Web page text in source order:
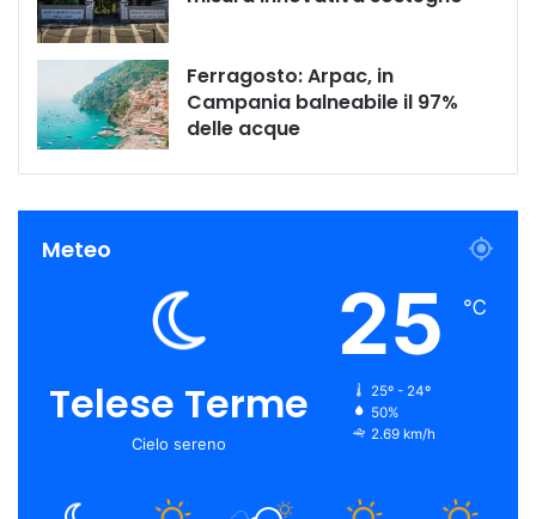
Ferragosto: Arpac, in
Campania balneabile il 97%
delle acque
Meteo
Telese Terme
Cielo sereno
25 ℃
25º - 24º
50%
2.69 km/h